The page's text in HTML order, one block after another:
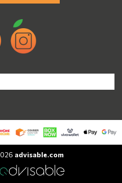
advisable.com